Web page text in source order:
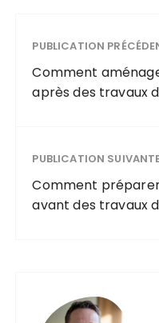
PUBLICATION
Comment
après des travaux
PUBLICATION
Comment
avant des travaux